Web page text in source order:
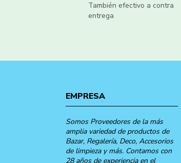
También efectivo a contra
entrega
EMPRESA
Somos Proveedores de la más
amplia variedad de productos de
Bazar, Regalería, Deco, Accesorios
de limpieza y más. Contamos con
28 años de experiencia en el